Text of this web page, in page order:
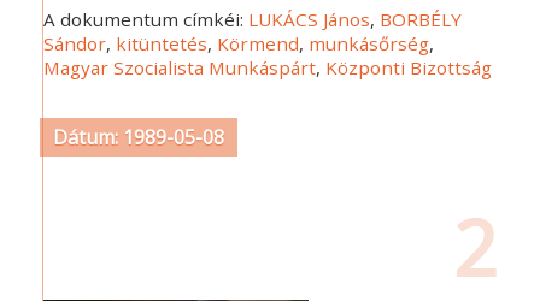
A dokumentum címkéi: LUKÁCS János, BORBÉLY
Sándor, kitüntetés, Körmend, munkásőrség,
Magyar Szocialista Munkáspárt, Központi Bizottság
Dátum: 1989-05-08
2